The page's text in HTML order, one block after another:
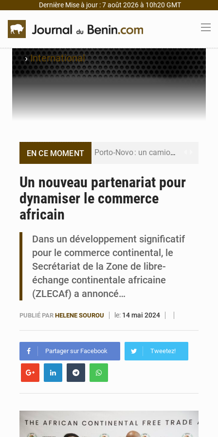
Dernière Mise à jour : 7 août 2026 à 10h20 GMT
›International
EN CE MOMENT Porto‑Novo : un camion de produits pétroliers embrase Avakpa
Bénin : Le CEG La Verdure de Ouèdo fait sa mue pour la rentrée
Un nouveau partenariat pour
dynamiser le commerce
africain
Dans un développement significatif
pour le commerce continental, le
Secrétariat de la Zone de libre-
échange continentale africaine
(ZLECAf) a annoncé…
PUBLIÉ PAR HELENE SOUROU le: 14 mai 2024
Partager sur Facebook Tweetez!